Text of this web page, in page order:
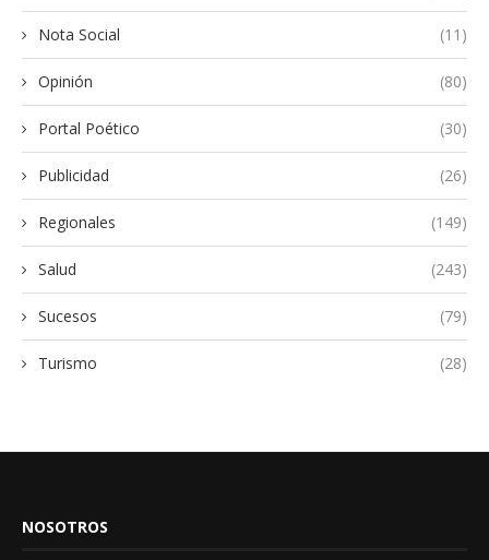
Nota Social (11)
Opinión (80)
Portal Poético (30)
Publicidad (26)
Regionales (149)
Salud (243)
Sucesos (79)
Turismo (28)
NOSOTROS